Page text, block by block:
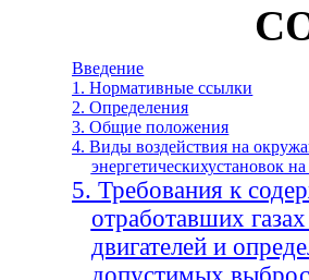
Введение
1. Нормативные ссылки
2. Определения
3. Общие положения
4. Виды воздействия на
энергетическихустановок
5. Требования к
отработавших
двигателей и